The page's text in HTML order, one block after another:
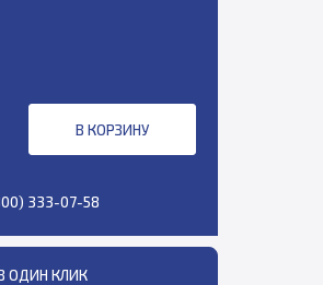
В КОРЗИНУ
333-07-58
ОДИН КЛИК